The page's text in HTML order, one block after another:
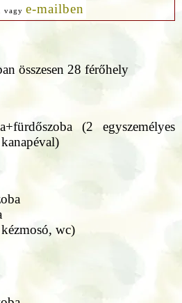
vagy e-mailben
összesen 28 férőhely
(2 egyszemélyes
wc)